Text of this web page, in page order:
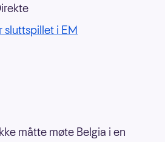
sluttspillet i EM
måtte møte Belgia i en